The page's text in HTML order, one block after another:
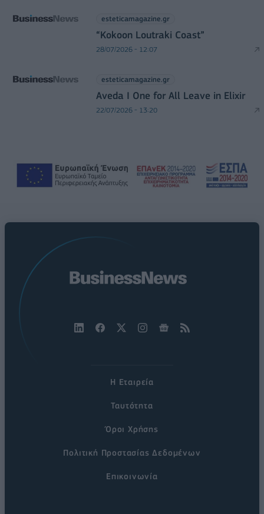
esteticamagazine.gr
“Kokoon Loutraki Coast”
28/07/2026 - 12:07
esteticamagazine.gr
Aveda I One for All Leave in Elixir
22/07/2026 - 13:20
Η Εταιρεία
Ταυτότητα
Όροι Χρήσης
Πολιτική Προστασίας Δεδομένων
Επικοινωνία